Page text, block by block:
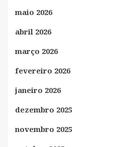
maio 2026
abril 2026
março 2026
fevereiro 2026
janeiro 2026
dezembro 2025
novembro 2025